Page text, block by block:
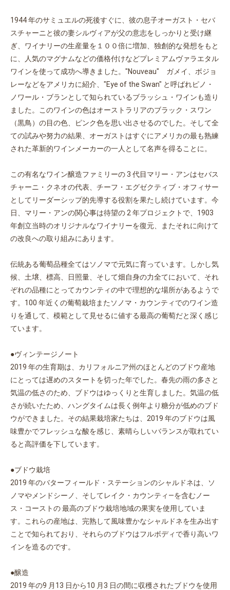
1944 年のサミュエルの死後すぐに、彼の息子オーガスト・セバ
スチャーニと彼の妻シルヴィアが父の意志をしっかりと受け継
ぎ、ワイナリーの生産量を１００倍に増加、独創的な発想をもと
に、人気のマグナムなどの価格付けなどプレミアムヴァラエタル
ワインを使って成功へ導きました。"Nouveau" ガメイ、ボジョ
レーなどをアメリカに紹介、"Eye of the Swan" と呼ばれピノ・
ノワール・ブランとして知られているブラッシュ・ワインも造り
ました。このワインの色はオーストラリアのブラック・スワン
（黒鳥）の目の色、ピンク色を思い出させるのでした。そして全
ての試みや努力の結果、オーガストはすぐにアメリカの最も熟練
された革新的ワインメーカーの一人として名声を得ることに。
この有名なワイン醸造ファミリーの 3 代目マリー・アンはセバス
チャーニ・クネオの代表、チーフ・エグゼクティブ・オフィサー
としてリーダーシップ的先導する役割を果たし続けています。今
日、マリー・アンの関心事は待望の 2 年プロジェクトで、1903
年創立当時のオリジナルなワイナリーを復元、またそれに向けて
の改良への取り組みにあります。
伝統ある葡萄品種全てはソノマで元気に育っています。しかし気
候、土壌、標高、日照量、そして畑自身の力全てにおいて、それ
ぞれの品種にとってカウンティの中で理想的な場所があるようで
す。100 年近くの葡萄栽培またソノマ・カウンティでのワイン造
りを通して、模範として見せるに値する最高の葡萄だと深く感じ
ています。
●ヴィンテージノート
2019 年の生育期は、カリフォルニア州のほとんどのブドウ産地
にとっては遅めのスタートを切った年でした。春先の雨の多さと
気温の低さのため、ブドウはゆっくりと生育しました。気温の低
さが続いたため、ハングタイムは長く例年より糖分が低めのブド
ウができました。その結果栽培家たちは、2019 年のブドウは風
味豊かでフレッシュな酸を感じ、素晴らしいバランスが取れてい
ると高評価を下しています。
●ブドウ栽培
2019 年のバターフィールド・ステーションのシャルドネは、ソ
ノマやメンドシーノ、そしてレイク・カウンティ―を含むノー
ス・コーストの 最高のブドウ栽培地域の果実を使用していま
す。これらの産地は、完熟して風味豊かなシャルドネを生み出す
ことで知られており、それらのブドウはフルボディで香り高いワ
インを造るのです。
●醸造
2019 年の9 月13 日から10 月3 日の間に収穫されたブドウを使用